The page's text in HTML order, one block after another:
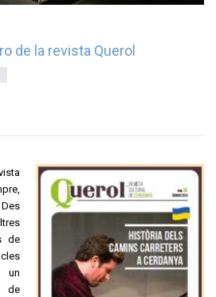
de la revista Querol
de
un
de